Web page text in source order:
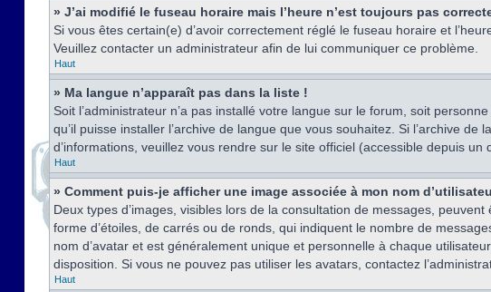
» J’ai modifié le fuseau horaire mais l’heure n’est toujours pas
Si vous êtes certain(e) d’avoir correctement réglé le fuseau horaire et
Veuillez contacter un administrateur afin de lui communiquer ce problème.
Haut
» Ma langue n’apparaît pas dans la liste !
Soit l’administrateur n’a pas installé votre langue sur le forum, soit
qu’il puisse installer l’archive de langue que vous souhaitez. Si l’archive
d’informations, veuillez vous rendre sur le site officiel (accessible depuis
Haut
» Comment puis-je afficher une image associée à mon nom
Deux types d’images, visibles lors de la consultation de messages,
forme d’étoiles, de carrés ou de ronds, qui indiquent le nombre de
nom d’avatar et est généralement unique et personnelle à chaque
disposition. Si vous ne pouvez pas utiliser les avatars, contactez
Haut